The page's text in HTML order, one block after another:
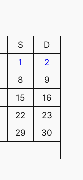
S
D
1
2
8
9
15
16
22
23
29
30